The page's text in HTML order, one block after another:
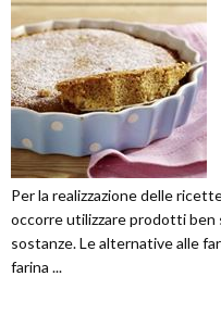
Per la realizzazione delle
occorre utilizzare prodotti
sostanze. Le alternative alle
farina ...